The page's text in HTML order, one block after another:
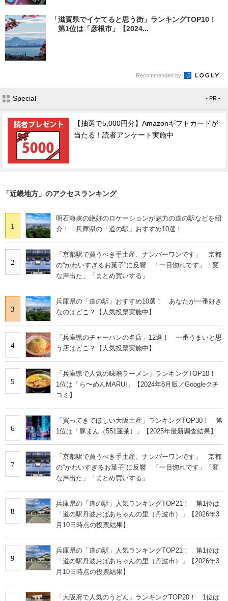
「滋賀県でイケてると思う街」ランキングTOP10！
第1位は「彦根市」【2024...
Recommended by
Special - PR -
【抽選で5,000円分】Amazonギフトカードが
当たる！読者アンケート実施中
「近畿地方」のアクセスランキング
1
明石海峡の絶好のロケーションが魅力の道の駅などを紹
介！ 兵庫県の「道の駅」おすすめ10選！
2
「京都駅で買うべき手土産、ナンバーワンです」 京都
の“かわいすぎるお菓子”に反響 「一目惚れです」「変
な声出た」「まとめ買いする」
3
兵庫県の「道の駅」おすすめ10選！ あなたが一番好き
なのはどこ？【人気投票実施中】
4
「兵庫県のチャーハンの名店」12選！ 一番うまいと思
う店はどこ？【人気投票実施中】
5
「兵庫県で人気の味噌ラーメン」ランキングTOP10！
1位は「ら〜めんMARUI」【2024年8月版／Googleクチ
コミ】
6
「買ってきてほしい大阪土産」ランキングTOP30！ 第
1位は「豚まん（551蓬莱）」【2025年最新調査結果】
7
「京都駅で買うべき手土産、ナンバーワンです」 京都
の“かわいすぎるお菓子”に反響 「一目惚れです」「変
な声出た」「まとめ買いする」
8
兵庫県の「道の駅」人気ランキングTOP21！ 第1位は
「道の駅丹波おばあちゃんの里（丹波市）」【2026年3
月10日時点の投票結果】
9
兵庫県の「道の駅」人気ランキングTOP21！ 第1位は
「道の駅丹波おばあちゃんの里（丹波市）」【2026年3
月10日時点の投票結果】
「大阪府で人気のうどん」ランキングTOP20！ 1位は